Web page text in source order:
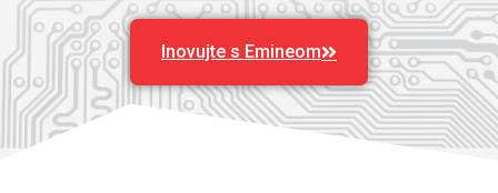
Inovujte s Emineom